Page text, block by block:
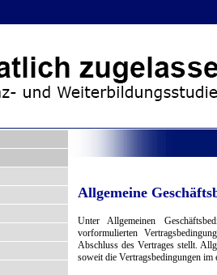
Allgemeine
Unter Allgemeinen
vorformulierten
Abschluss des Vertrages stellt.
soweit die Vertragsbedingungen